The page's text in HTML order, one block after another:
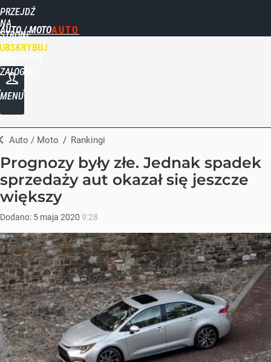
PRZEJDŹ
NA
STRONĘ
GŁÓWNĄ
AUTO / MOTO
ZALOGUJ
MENU
Auto / Moto / Rankingi
Prognozy były złe. Jednak spadek
sprzedaży aut okazał się jeszcze
większy
Dodano: 5 maja 2020 9:28